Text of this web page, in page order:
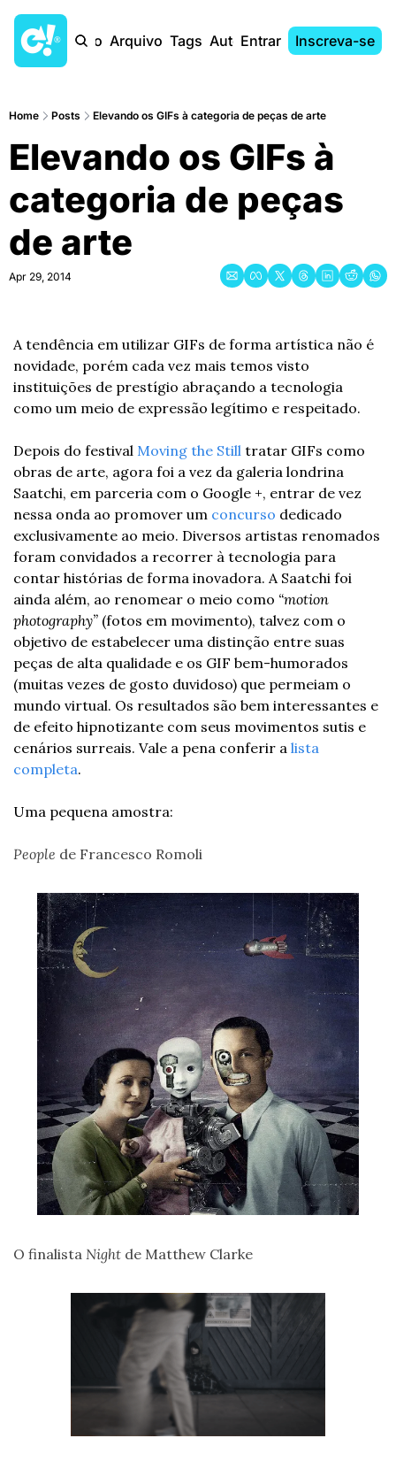
Início Arquivo Tags AutoresEntrar Inscreva-se
Home Posts Elevando os GIFs à categoria de peças de arte
Elevando os GIFs à
categoria de peças
de arte
Apr 29, 2014
A tendência em utilizar GIFs de forma artística não é
novidade, porém cada vez mais temos visto
instituições de prestígio abraçando a tecnologia
como um meio de expressão legítimo e respeitado.
Depois do festival Moving the Still tratar GIFs como
obras de arte, agora foi a vez da galeria londrina
Saatchi, em parceria com o Google +, entrar de vez
nessa onda ao promover um concurso dedicado
exclusivamente ao meio. Diversos artistas renomados
foram convidados a recorrer à tecnologia para
contar histórias de forma inovadora. A Saatchi foi
ainda além, ao renomear o meio como “motion
photography” (fotos em movimento), talvez com o
objetivo de estabelecer uma distinção entre suas
peças de alta qualidade e os GIF bem-humorados
(muitas vezes de gosto duvidoso) que permeiam o
mundo virtual. Os resultados são bem interessantes e
de efeito hipnotizante com seus movimentos sutis e
cenários surreais. Vale a pena conferir a lista
completa.
Uma pequena amostra:
People de Francesco Romoli
O finalista Night de Matthew Clarke